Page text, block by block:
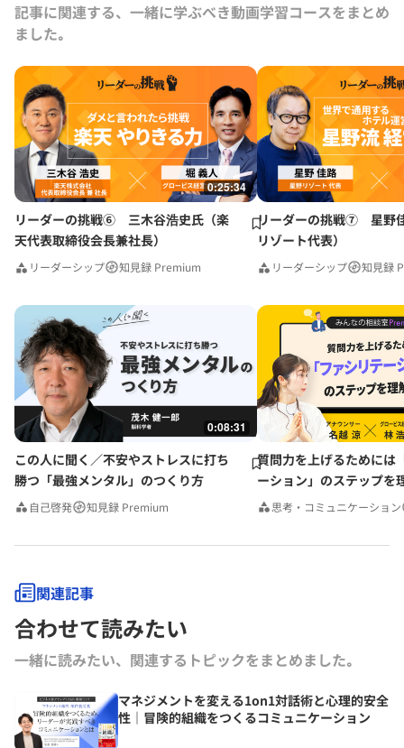
記事に関連する、一緒に学ぶべき動画学習コースをまとめ
ました｡
0:25:34
リーダーの挑戦⑥ 三木谷浩史氏（楽
天代表取締役会長兼社長）
リーダーシップ 知見録 Premium
リーダーの挑戦⑦ 星野
リゾート代表）
リーダーシップ 知見録
0:08:31
この人に聞く／不安やストレスに打ち
勝つ「最強メンタル」のつくり方
自己啓発 知見録 Premium
質問力を上げるためには
ーション」のステップを
みんなの相談室Premium
思考・コミュニケーション
関連記事
合わせて読みたい
一緒に読みたい、関連するトピックをまとめました｡
マネジメントを変える1on1対話術と心理的安全
性｜冒険的組織をつくるコミュニケーション